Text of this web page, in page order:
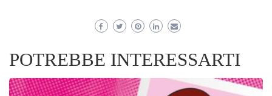
POTREBBE INTERESSARTI